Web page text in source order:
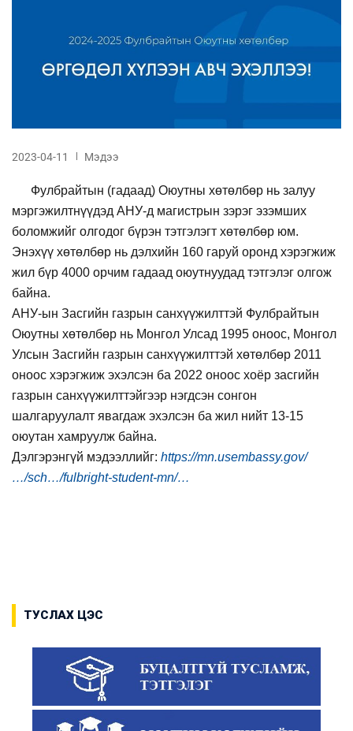
2023-04-11 Мэдээ
Фулбрайтын (гадаад) Оюутны хөтөлбөр нь залуу
мэргэжилтнүүдэд АНУ-д магистрын зэрэг эзэмших
боломжийг олгодог бүрэн тэтгэлэгт хөтөлбөр юм.
Энэхүү хөтөлбөр нь дэлхийн 160 гаруй оронд хэрэгжиж
жил бүр 4000 орчим гадаад оюутнуудад тэтгэлэг олгож
байна.
АНУ-ын Засгийн газрын санхүүжилттэй Фулбрайтын
Оюутны хөтөлбөр нь Монгол Улсад 1995 оноос, Монгол
Улсын Засгийн газрын санхүүжилттэй хөтөлбөр 2011
оноос хэрэгжиж эхэлсэн ба 2022 оноос хоёр засгийн
газрын санхүүжилттэйгээр нэгдсэн сонгон
шалгаруулалт явагдаж эхэлсэн ба жил нийт 13-15
оюутан хамруулж байна.
Дэлгэрэнгүй мэдээллийг: https://mn.usembassy.gov/
…/sch…/fulbright-student-mn/…
ТУСЛАХ ЦЭС